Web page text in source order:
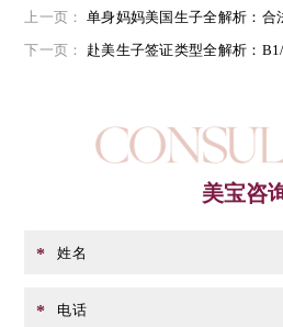
上一页： 单身妈妈美国生子全解析：合法
下一页：
赴美生子签证类型全解析：B1/
美宝咨
* 姓名
* 电话